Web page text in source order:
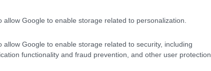
allow Google to enable storage related to personalization.
allow Google to enable storage related to security, including
functionality and fraud prevention, and other user protection.